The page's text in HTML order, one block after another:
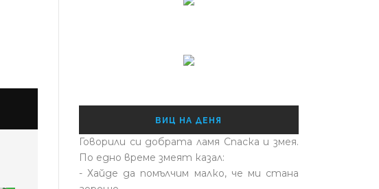
ВИЦ НА ДЕНЯ
Говорили си добрата ламя Спаска и змея.
По едно време змеят казал:
- Хайде да помълчим малко, че ми стана